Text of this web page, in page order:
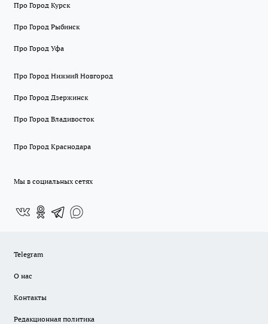
Про Город Курск
Про Город Рыбинск
Про Город Уфа
Про Город Нижний Новгород
Про Город Дзержинск
Про Город Владивосток
Про Город Краснодара
Мы в социальных сетях
Telegram
О нас
Контакты
Редакционная политика